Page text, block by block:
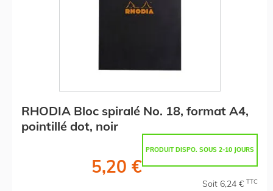
RHODIA Bloc spiralé No. 18, format A4,
pointillé dot, noir
PRODUIT DISPO. SOUS 2-10 JOURS
5,20 €
Soit 6,24 € TTC